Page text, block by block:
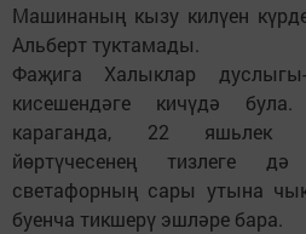
Машинаның кызу килүен
Альберт туктамады.
Фаҗига Халыклар дуслыгы-
кисешендәге кичүдә
караганда, 22 яшьлек
йөртүчесенең тизлеге
светафорның сары утына
буенча тикшерү эшләре бара.